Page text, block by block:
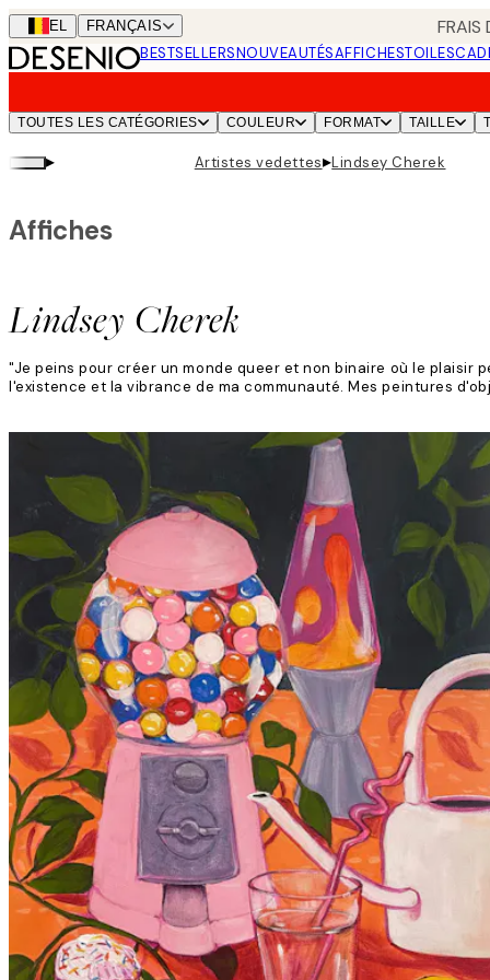
Skip
to
main
BEL FRANÇAIS FRAIS
BESTSELLERSNOUVEAUTÉSAFFICHESTOILES
TOUTES LES CATÉGORIES COULEUR FORMAT TAILLE
▸ Artistes vedettes▸Lindsey Cherek
Lindsey Cherek
Affiches
"Je peins pour créer un monde queer et non binaire où le
l'existence et la vibrance de ma communauté. Mes peintures
Lire la suite